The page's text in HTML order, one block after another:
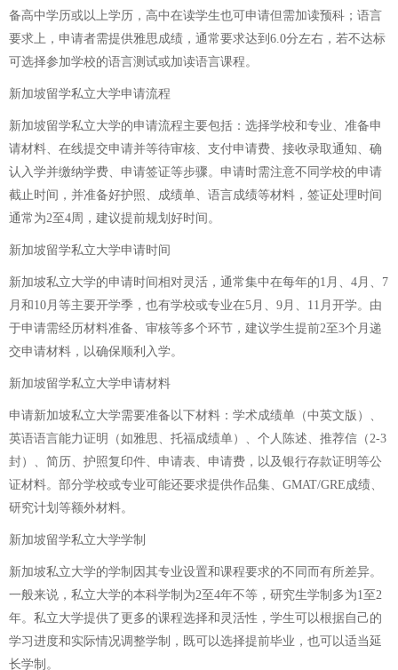
备高中学历或以上学历，高中在读学生也可申请但需加读预科；语言
要求上，申请者需提供雅思成绩，通常要求达到6.0分左右，若不达标
可选择参加学校的语言测试或加读语言课程。
新加坡留学私立大学申请流程
新加坡留学私立大学的申请流程主要包括：选择学校和专业、准备申
请材料、在线提交申请并等待审核、支付申请费、接收录取通知、确
认入学并缴纳学费、申请签证等步骤。申请时需注意不同学校的申请
截止时间，并准备好护照、成绩单、语言成绩等材料，签证处理时间
通常为2至4周，建议提前规划好时间。
新加坡留学私立大学申请时间
新加坡私立大学的申请时间相对灵活，通常集中在每年的1月、4月、7
月和10月等主要开学季，也有学校或专业在5月、9月、11月开学。由
于申请需经历材料准备、审核等多个环节，建议学生提前2至3个月递
交申请材料，以确保顺利入学。
新加坡留学私立大学申请材料
申请新加坡私立大学需要准备以下材料：学术成绩单（中英文版）、
英语语言能力证明（如雅思、托福成绩单）、个人陈述、推荐信（2-3
封）、简历、护照复印件、申请表、申请费，以及银行存款证明等公
证材料。部分学校或专业可能还要求提供作品集、GMAT/GRE成绩、
研究计划等额外材料。
新加坡留学私立大学学制
新加坡私立大学的学制因其专业设置和课程要求的不同而有所差异。
一般来说，私立大学的本科学制为2至4年不等，研究生学制多为1至2
年。私立大学提供了更多的课程选择和灵活性，学生可以根据自己的
学习进度和实际情况调整学制，既可以选择提前毕业，也可以适当延
长学制。